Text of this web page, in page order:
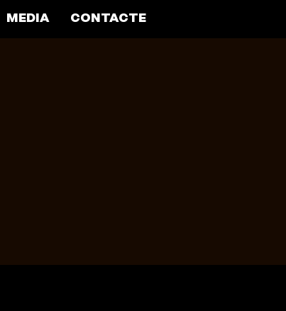
MEDIA CONTACTE